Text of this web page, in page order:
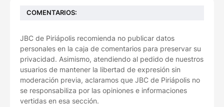
COMENTARIOS:
JBC de Piriápolis recomienda no publicar datos
personales en la caja de comentarios para preservar su
privacidad. Asimismo, atendiendo al pedido de nuestros
usuarios de mantener la libertad de expresión sin
moderación previa, aclaramos que JBC de Piriápolis no
se responsabiliza por las opiniones e informaciones
vertidas en esa sección.